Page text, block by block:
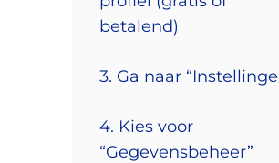
betalend)
3. Ga naar
4. Kies voor
“Gegevensbeheer”